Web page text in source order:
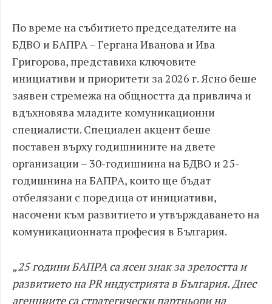
По време на събитието председателите на
БДВО и БАПРА – Гергана Иванова и Ива
Григорова, представиха ключовите
инициативи и приоритети за 2026 г. Ясно беше
заявен стремежа на общността да привлича и
вдъхновява младите комуникационни
специалисти. Специален акцент беше
поставен върху годишнините на двете
организации – 30-годишнина на БДВО и 25-
годишнина на БАПРА, които ще бъдат
отбелязани с поредица от инициативи,
насочени към развитието и утвърждаването на
комуникационната професия в България.
„25 години БАПРА са ясен знак за зрелостта и
развитието на PR индустрията в България. Днес
агенциите са стратегически партньори на